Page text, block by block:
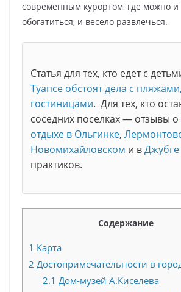
современным курортом, где можно и
обогатиться, и весело развлечься.
Статья для тех, кто едет с
Туапсе обстоят дела с
гостиницами. Для тех, кто
соседних поселках — отзывы о
отдыхе в Ольгинке,
Новомихайловском и вДжубге
практиков.
Содержание
1 Карта
2 Достопримечательности в
2.1 Дом-музей А.Киселева